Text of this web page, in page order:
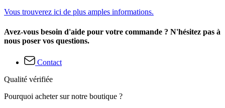
Vous trouverez ici de plus amples informations.
Avez-vous besoin d'aide pour votre commande ? N'hésitez pas à
nous poser vos questions.
Contact
Qualité vérifiée
Pourquoi acheter sur notre boutique ?